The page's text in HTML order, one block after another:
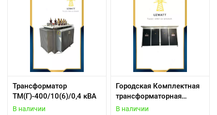
Трансформатор
ТМ(Г)-400/10(6)/0,4 кВА
В наличии
Городская Комплектная
трансформаторная
подстанция проходная
В наличии